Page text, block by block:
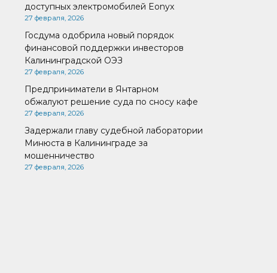
доступных электромобилей Eonyx
27 февраля, 2026
Госдума одобрила новый порядок
финансовой поддержки инвесторов
Калининградской ОЭЗ
27 февраля, 2026
Предприниматели в Янтарном
обжалуют решение суда по сносу кафе
27 февраля, 2026
Задержали главу судебной лаборатории
Минюста в Калининграде за
мошенничество
27 февраля, 2026